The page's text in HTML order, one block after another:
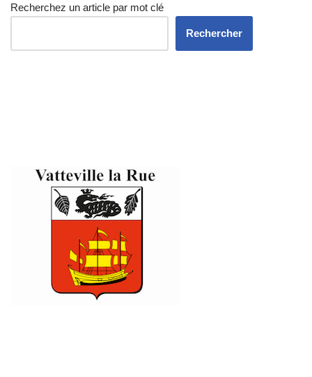
Recherchez un article par mot clé
Rechercher